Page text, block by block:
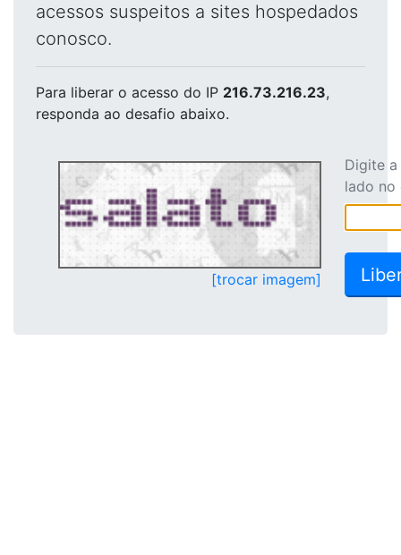
acessos suspeitos a sites hospedados
conosco.
Para liberar o acesso do IP 216.73.216.23,
responda ao desafio abaixo.
[trocar imagem]
Digite
lado no